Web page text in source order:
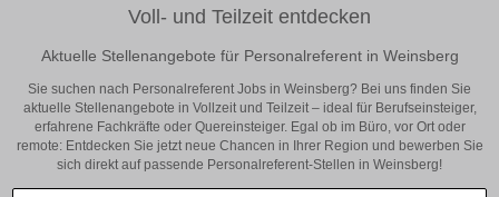
Voll- und Teilzeit entdecken
Aktuelle Stellenangebote für Personalreferent in Weinsberg
Sie suchen nach Personalreferent Jobs in Weinsberg? Bei uns finden Sie
aktuelle Stellenangebote in Vollzeit und Teilzeit – ideal für Berufseinsteiger,
erfahrene Fachkräfte oder Quereinsteiger. Egal ob im Büro, vor Ort oder
remote: Entdecken Sie jetzt neue Chancen in Ihrer Region und bewerben Sie
sich direkt auf passende Personalreferent-Stellen in Weinsberg!